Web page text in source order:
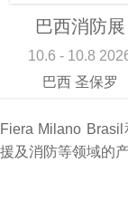
巴西消防展
10.6 - 10.8
巴西 圣保罗
Milano
及消防等领域的